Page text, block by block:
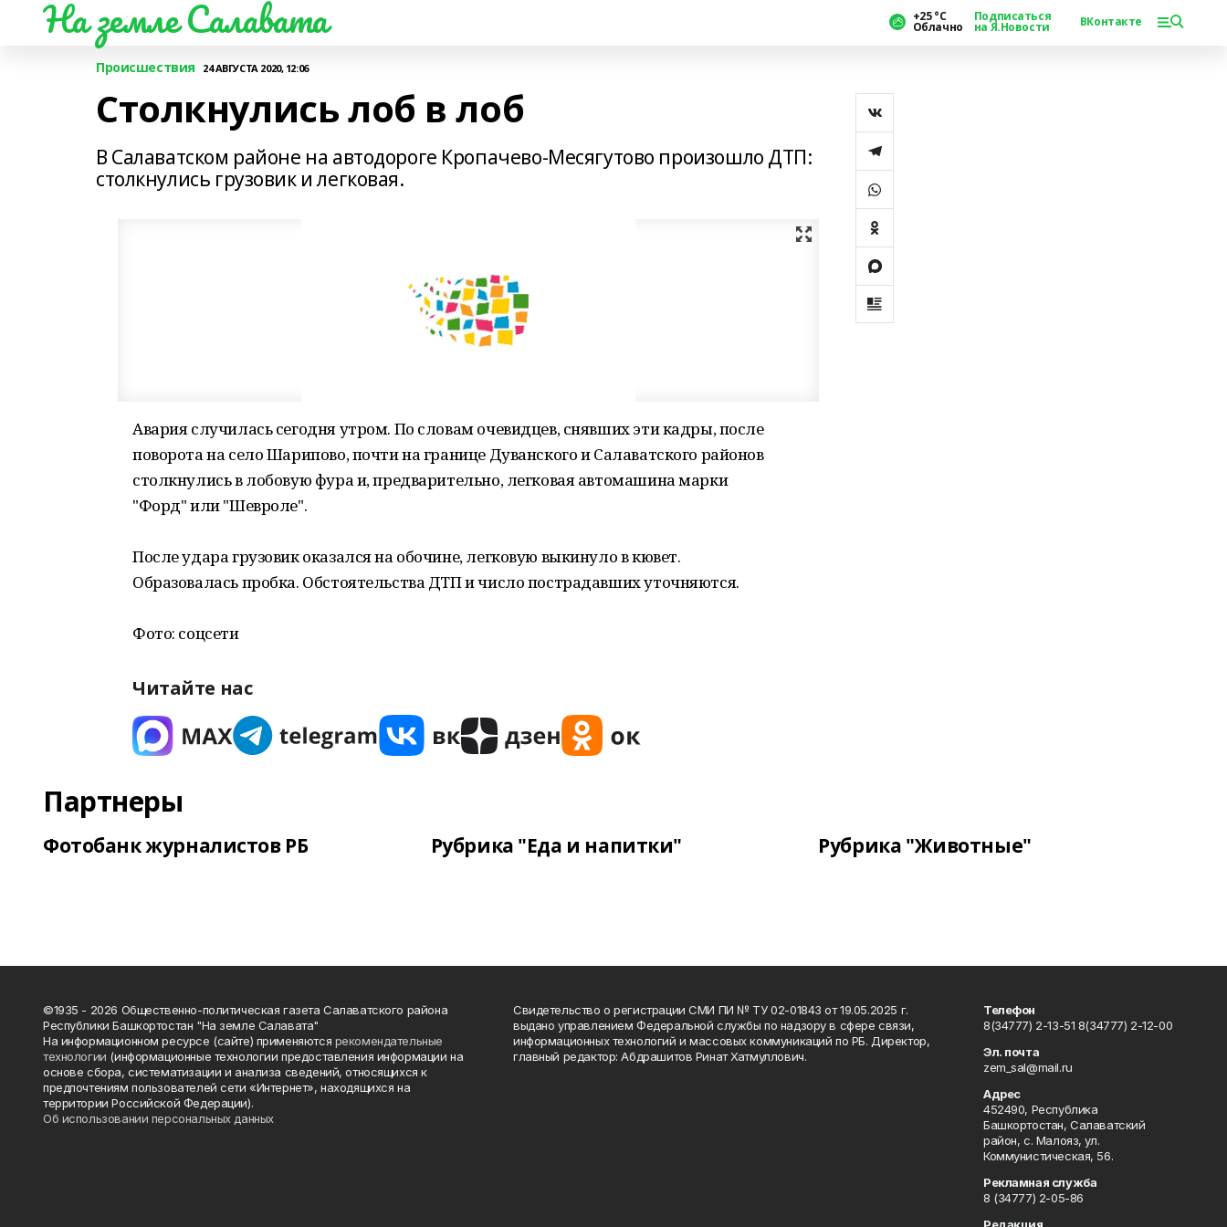
На земле Салавата +25 °С
Облачно
Подписаться
на Я.Новости ВКонтакте
Происшествия 24 АВГУСТА 2020, 12:06
Столкнулись лоб в лоб
В Салаватском районе на автодороге Кропачево-Месягутово произошло ДТП:
столкнулись грузовик и легковая.
Авария случилась сегодня утром. По словам очевидцев, снявших эти кадры, после
поворота на село Шарипово, почти на границе Дуванского и Салаватского районов
столкнулись в лобовую фура и, предварительно, легковая автомашина марки
"Форд" или "Шевроле".
После удара грузовик оказался на обочине, легковую выкинуло в кювет.
Образовалась пробка. Обстоятельства ДТП и число пострадавших уточняются.
Фото: соцсети
Читайте нас
Партнеры
Фотобанк журналистов РБ Рубрика "Еда и напитки" Рубрика "Животные"
©1935 - 2026 Общественно-политическая газета Салаватского района
Республики Башкортостан "На земле Салавата"
На информационном ресурсе (сайте) применяются рекомендательные
технологии (информационные технологии предоставления информации на
основе сбора, систематизации и анализа сведений, относящихся к
предпочтениям пользователей сети «Интернет», находящихся на
территории Российской Федерации).
Об использовании персональных данных
Свидетельство о регистрации СМИ ПИ № ТУ 02-01843 от 19.05.2025 г.
выдано управлением Федеральной службы по надзору в сфере связи,
информационных технологий и массовых коммуникаций по РБ. Директор,
главный редактор: Абдрашитов Ринат Хатмуллович.
Телефон
8(34777) 2-13-51 8(34777) 2-12-00
Эл. почта
zem_sal@mail.ru
Адрес
452490, Республика
Башкортостан, Салаватский
район, с. Малояз, ул.
Коммунистическая, 56.
Рекламная служба
8 (34777) 2-05-86